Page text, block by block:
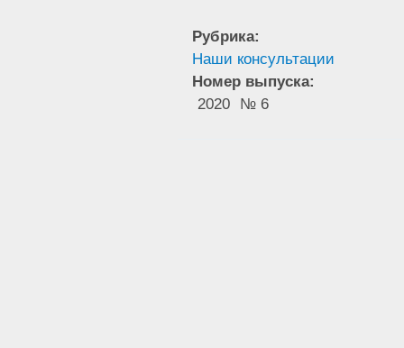
Рубрика:
Наши консультации
Номер выпуска:
2020 № 6